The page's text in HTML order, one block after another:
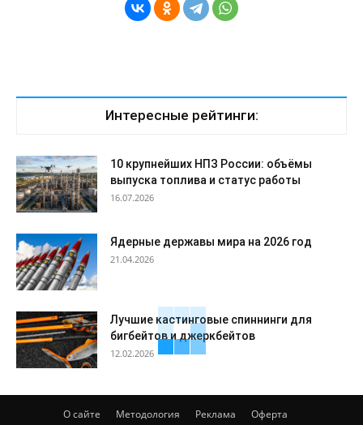
Интересные рейтинги:
10 крупнейших НПЗ России: объёмы
выпуска топлива и статус работы
16.07.2026
Ядерные державы мира на 2026 год
21.04.2026
Лучшие кастинговые спиннинги для
бигбейтов и джеркбейтов
12.02.2026
О сайте Методология Реклама
Оферта